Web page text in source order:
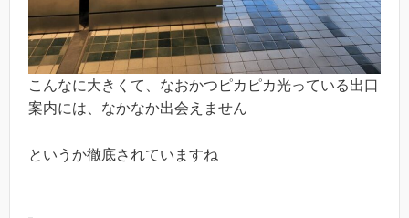
こんなに大きくて、なおかつピカピカ光っている出口
案内には、なかなか出会えません
というか徹底されていますね